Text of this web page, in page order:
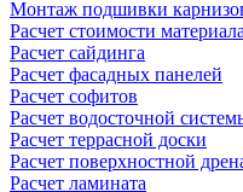
Монтаж подшивки
Расчет стоимости материала
Расчет сайдинга
Расчет фасадных панелей
Расчет софитов
Расчет водосточной
Расчет террасной доски
Расчет поверхностной
Расчет ламината